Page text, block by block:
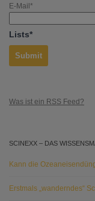
E-Mail*
Lists*
Was ist ein RSS Feed?
SCINEXX – DAS
Kann die
Erstmals „wanderndes“